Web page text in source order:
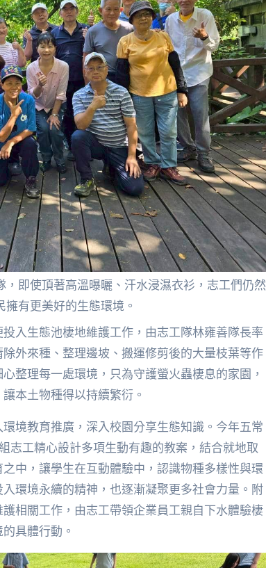
即使頂著高溫曝曬、汗水浸濕衣衫，志工們仍然
有更美好的生態環境。
入生態池棲地維護工作，由志工隊林雍善隊長率
外來種、整理邊坡、搬運修剪後的大量枝葉等作
整理每一處環境，只為守護螢火蟲棲息的家園，
本土物種得以持續繁衍。
境教育推廣，深入校園分享生態知識。今年五常
志工精心設計多項生動有趣的教案，結合就地取
中，讓學生在互動體驗中，認識物種多樣性與環
環境永續的精神，也逐漸凝聚更多社會力量。附
相關工作，由志工帶領企業員工親自下水體驗棲
具體行動。